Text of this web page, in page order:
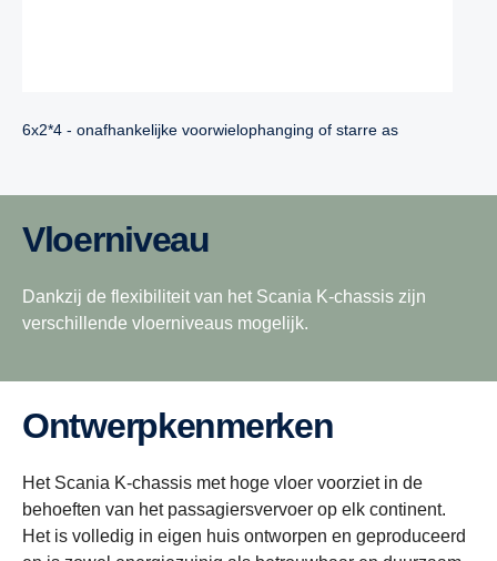
6x2*4 - onafhankelijke voorwielophanging of starre as
Vloerniveau
Dankzij de flexibiliteit van het Scania K-chassis zijn
verschillende vloerniveaus mogelijk.
Ontwerpkenmerken
Het Scania K-chassis met hoge vloer voorziet in de
behoeften van het passagiersvervoer op elk continent.
Het is volledig in eigen huis ontworpen en geproduceerd